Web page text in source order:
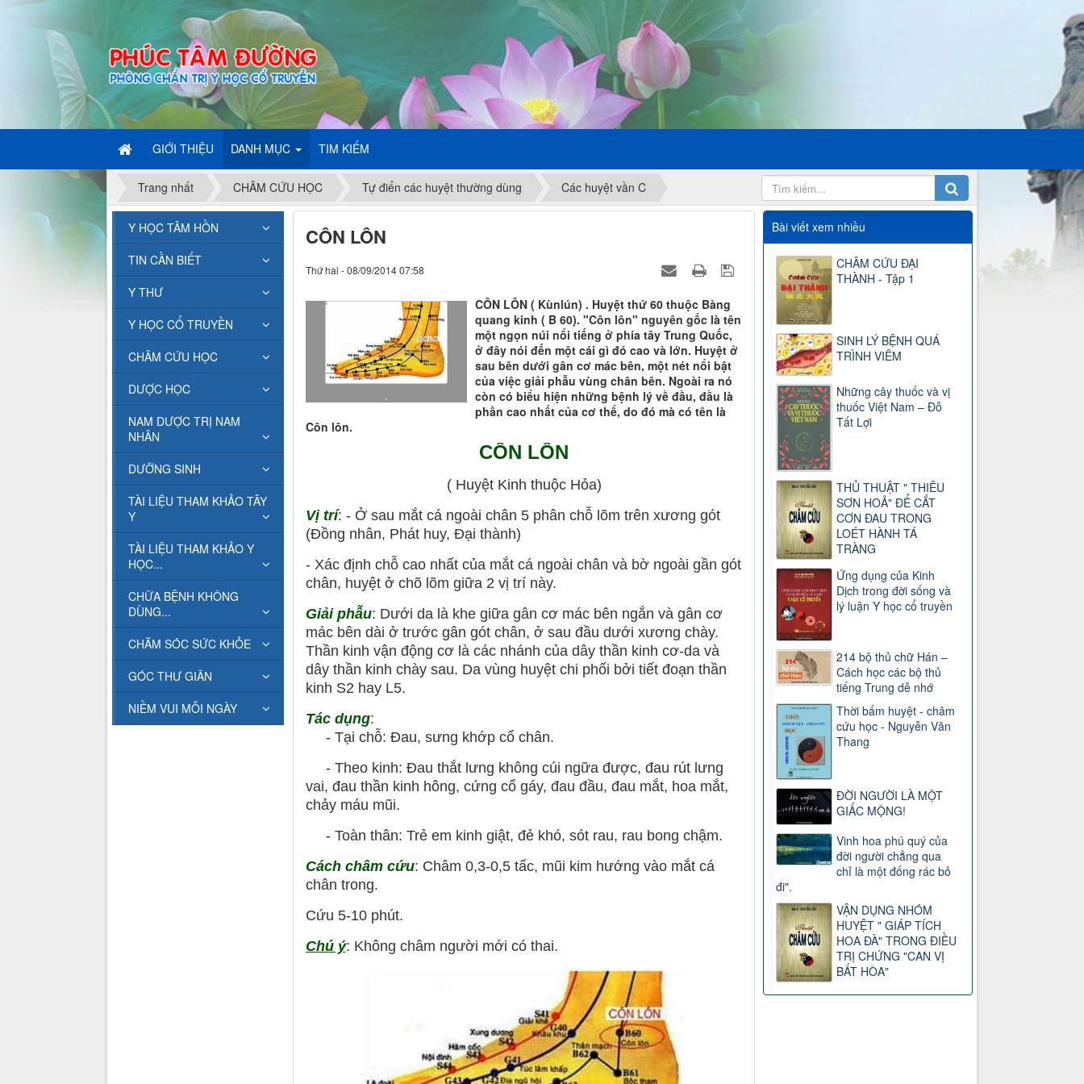
GIỚI THIỆU DANH MỤC TIM KIẾM
Trang nhất CHÂM CỨU HỌC Tự điển các huyệt thường dùng Các huyệt vần C
CÔN LÔN
Thứ hai - 08/09/2014 07:58
.
CÔN LÔN ( Kùnlún) . Huyệt thứ 60 thuộc Bàng
quang kinh ( B 60). "Côn lôn" nguyên gốc là tên
một ngọn núi nổi tiếng ở phía tây Trung Quốc,
ở đây nói đến một cái gì đó cao và lớn. Huyệt ở
sau bên dưới gân cơ mác bên, một nét nổi bật
của việc giải phẫu vùng chân bên. Ngoài ra nó
còn có biểu hiện những bệnh lý về đầu, đầu là
phần cao nhất của cơ thể, do đó mà có tên là
Côn lôn.
CÔN LÔN
( Huyệt Kinh thuộc Hỏa)
Vị trí: - Ở sau mắt cá ngoài chân 5 phân chỗ lõm trên xương gót
(Đồng nhân, Phát huy, Đại thành)
- Xác định chỗ cao nhất của mắt cá ngoài chân và bờ ngoài gần gót
chân, huyệt ở chõ lõm giữa 2 vị trí này.
Giải phẫu: Dưới da là khe giữa gân cơ mác bên ngắn và gân cơ
mác bên dài ở trước gân gót chân, ở sau đầu dưới xương chày.
Thần kinh vận động cơ là các nhánh của dây thần kinh cơ-da và
dây thần kinh chày sau. Da vùng huyệt chi phối bởi tiết đoạn thần
kinh S2 hay L5.
Tác dụng:
- Tại chỗ: Đau, sưng khớp cổ chân.
- Theo kinh: Đau thắt lưng không cúi ngữa được, đau rút lưng
vai, đau thần kinh hông, cứng cổ gáy, đau đầu, đau mắt, hoa mắt,
chảy máu mũi.
- Toàn thân: Trẻ em kinh giật, đẻ khó, sót rau, rau bong chậm.
Cách châm cứu: Châm 0,3-0,5 tấc, mũi kim hướng vào mắt cá
chân trong.
Cứu 5-10 phút.
Chú ý: Không châm người mới có thai.
Bài viết xem nhiều
CHÂM CỨU ĐẠI
THÀNH - Tập 1
SINH LÝ BỆNH QUÁ
TRÌNH VIÊM
Những cây thuốc và vị
thuốc Việt Nam – Đỗ
Tất Lợi
THỦ THUẬT " THIÊU
SƠN HOẢ" ĐỂ CẮT
CƠN ĐAU TRONG
LOÉT HÀNH TÁ
TRÀNG
Ứng dụng của Kinh
Dịch trong đời sống và
lý luận Y học cổ truyền
214 bộ thủ chữ Hán –
Cách học các bộ thủ
tiếng Trung dễ nhớ
Thời bấm huyệt - châm
cứu học - Nguyễn Văn
Thang
ĐỜI NGƯỜI LÀ MỘT
GIẤC MỘNG!
Vinh hoa phú quý của
đời người chẳng qua
chỉ là một đống rác bỏ
đi".
VẬN DỤNG NHÓM
HUYỆT " GIÁP TÍCH
HOA ĐÀ" TRONG ĐIỀU
TRỊ CHỨNG "CAN VỊ
BẤT HÒA"
Y HỌC TÂM HỒN
TIN CẦN BIẾT
Y THƯ
Y HỌC CỔ TRUYỀN
CHÂM CỨU HỌC
DƯỢC HỌC
NAM DƯỢC TRỊ NAM
NHÂN
DƯỠNG SINH
TÀI LIỆU THAM KHẢO TÂY
Y
TÀI LIỆU THAM KHẢO Y
HỌC...
CHỮA BỆNH KHÔNG
DÙNG...
CHĂM SÓC SỨC KHỎE
GÓC THƯ GIÃN
NIỀM VUI MỖI NGÀY